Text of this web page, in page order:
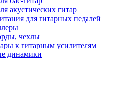
акустических гитар
для гитарных педалей
чехлы
к гитарным усилителям
динамики